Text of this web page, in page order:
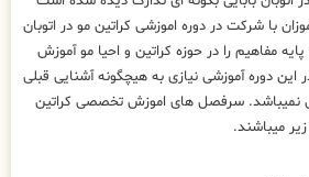
با شرکت در دوره اموزشی کراتین مو در اتوبان
مفاهیم را در حوزه کراتین و احیا مو آموزش
دوره آموزشی نیازی به هیچگونه آشنایی قبلی
نمیباشد. سرفصل های اموزش تخصصی کراتین
میباشند.